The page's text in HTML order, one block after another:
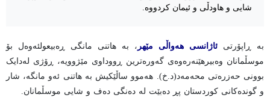
شایی و هاودڵی و ئیمان کردووە.
بە ڕاپۆرتی ئاژانسی هەواڵی مێهر ، بە هاتنی مانگی ڕەبیعولئەوەل بۆ
موسڵمانان وەبیرهێنەرەوەی گەورەترین ڕووداوی مێژوویە، ڕۆژی لەدایک
بوونی حەزرەتی محەمەد(د.خ). هەموو ساڵێکیش بە هاتنی ئەو مانگە، شار
و گوندەکانی کوردستان پڕ دەبێت لە دەنگی دەف و شایی موسڵمانان.